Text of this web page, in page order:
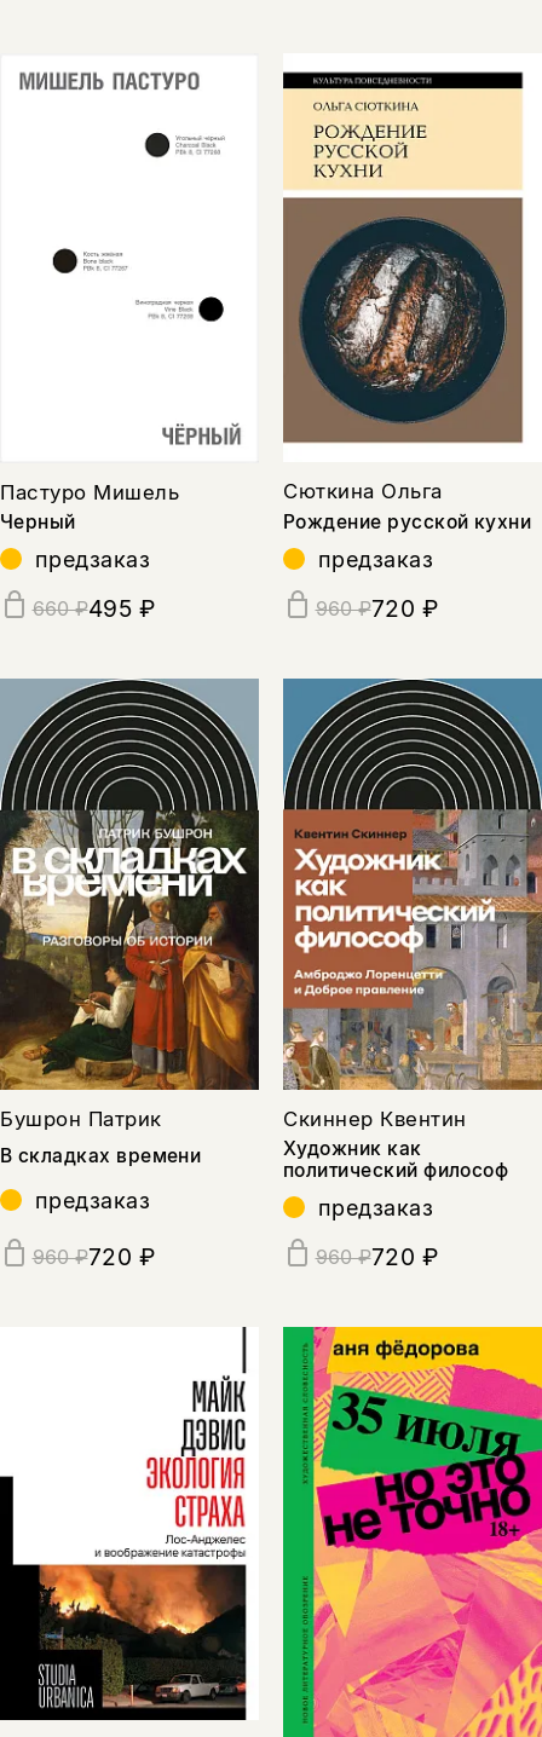
Пастуро Мишель
Черный
предзаказ
660 ₽495 ₽
Сюткина Ольга
Рождение русской кухни
предзаказ
960 ₽720 ₽
Бушрон Патрик
В складках времени
предзаказ
960 ₽720 ₽
Скиннер Квентин
Художник как
политический философ
предзаказ
960 ₽720 ₽